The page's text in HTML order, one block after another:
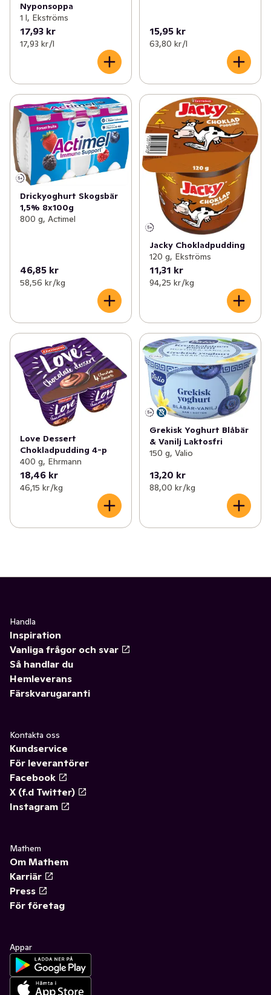
Nyponsoppa
1 l, Ekströms
17,93 kr
17,93 kr /l
15,95 kr
63,80 kr /l
Drickyoghurt Skogsbär
1,5% 8x100g
800 g, Actimel
46,85 kr
58,56 kr /kg
Jacky Chokladpudding
120 g, Ekströms
11,31 kr
94,25 kr /kg
Love Dessert
Chokladpudding 4-p
400 g, Ehrmann
18,46 kr
46,15 kr /kg
Grekisk Yoghurt Blåbär
& Vanilj Laktosfri
150 g, Valio
13,20 kr
88,00 kr /kg
Handla
Inspiration
Vanliga frågor och svar
Så handlar du
Hemleverans
Färskvarugaranti
Kontakta oss
Kundservice
För leverantörer
Facebook
X (f.d Twitter)
Instagram
Mathem
Om Mathem
Karriär
Press
För företag
Appar